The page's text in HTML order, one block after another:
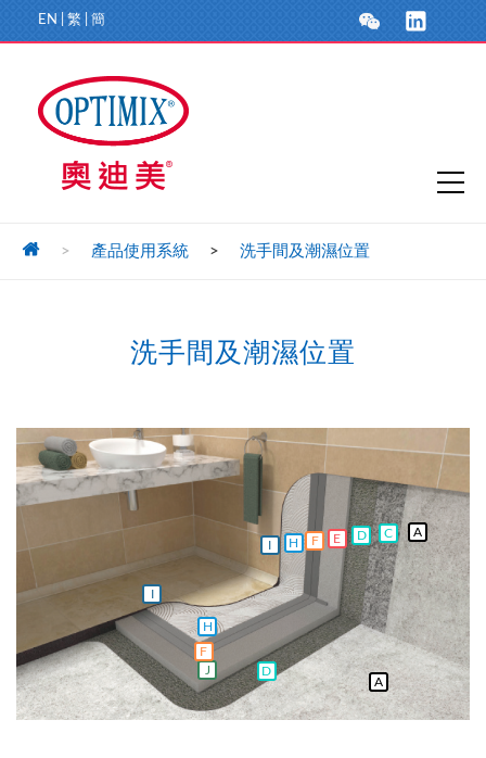
EN 繁 簡
> 產品使用系統 > 洗手間及潮濕位置
洗手間及潮濕位置
A
C
D
E
F
H
I
A
D
J
F
H
I